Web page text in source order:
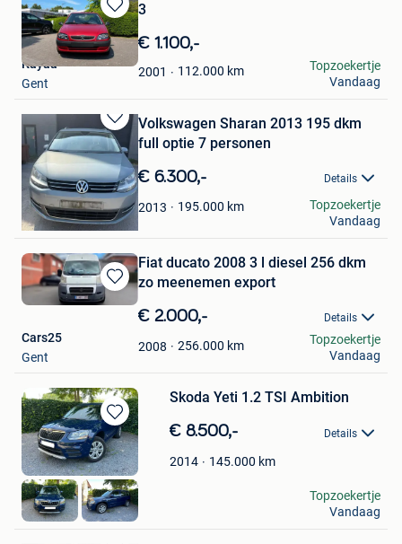
Bewaren
in
Mijn
Favorieten
3
€ 1.100,-
2001 112.000 km
Kayaa
Gent
Topzoekertje
Vandaag
Bewaren
in
Mijn
Favorieten
Volkswagen Sharan 2013 195 dkm
full optie 7 personen
€ 6.300,- Details
2013 195.000 km
kaya
Gent
Topzoekertje
Vandaag
Bewaren
in
Favorieten
Fiat ducato 2008 3 l diesel 256 dkm
zo meenemen export
€ 2.000,- Details
2008 256.000 km
Cars25
Gent
Topzoekertje
Vandaag
Bewaren
in
Mijn
Favorieten
Skoda Yeti 1.2 TSI Ambition
€ 8.500,- Details
2014 145.000 km
S.boucke
Gent
Topzoekertje
Vandaag